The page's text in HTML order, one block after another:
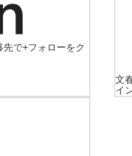
先で+フォローをク
文
イ